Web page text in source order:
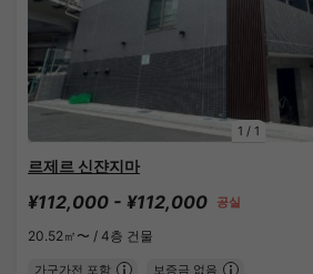
1 / 1
르제르 신쟌지마
¥112,000 - ¥112,000 공실
20.52㎡〜 / 4층 건물
가구가전 포함 보증금 없음